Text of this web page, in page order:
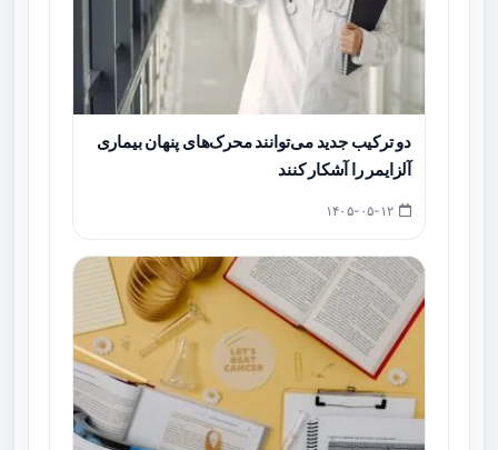
دو ترکیب جدید می‌توانند محرک‌های پنهان بیماری
آلزایمر را آشکار کنند